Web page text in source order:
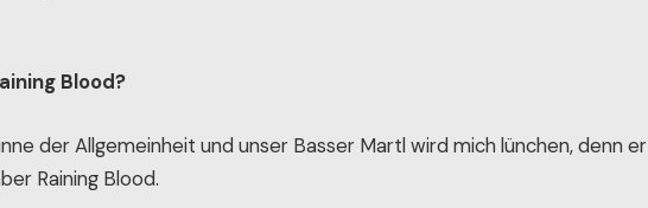
Blood?
der Allgemeinheit und unser Basser Martl wird mich lünchen, denn er
Raining Blood.